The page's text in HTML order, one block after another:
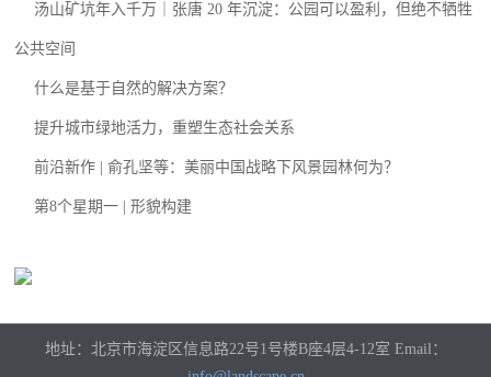
汤山矿坑年入千万｜张唐 20 年沉淀：公园可以盈利，但绝不牺牲
公共空间
什么是基于自然的解决方案？
提升城市绿地活力，重塑生态社会关系
前沿新作 | 俞孔坚等：美丽中国战略下风景园林何为？
第8个星期一 | 形貌构建
地址：北京市海淀区信息路22号1号楼B座4层4-12室 Email：